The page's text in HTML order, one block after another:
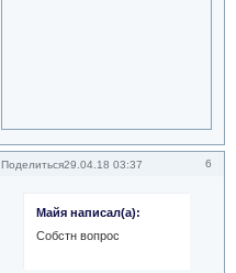
Поделиться 6
29.04.18 03:37
Майя написал(а):
Собстн вопрос